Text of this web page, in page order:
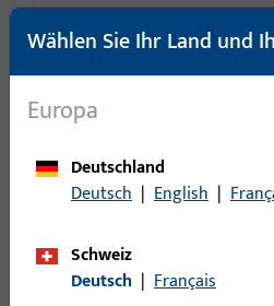
Einsatzsystem
Filter für
Öffnungswinkel
Max. Flügelgewicht
Wählen Sie Ihr Land und
Europa
Deutschland
Deutsch | English |
Schweiz
Deutsch | Français